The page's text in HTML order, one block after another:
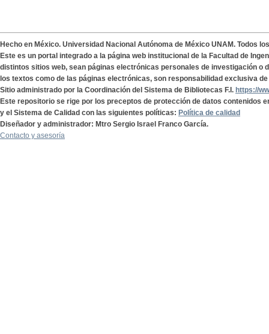
Hecho en México. Universidad Nacional Autónoma de México UNAM. Todos
Este es un portal integrado a la página web institucional de la Facultad de
distintos sitios web, sean páginas electrónicas personales de investigación o
los textos como de las páginas electrónicas, son responsabilidad exclusiva
Sitio administrado por la Coordinación del Sistema de Bibliotecas F.I. https://
Este repositorio se rige por los preceptos de protección de datos contenidos
y el Sistema de Calidad con las siguientes políticas: Política de calidad
Diseñador y administrador: Mtro Sergio Israel Franco García.
Contacto y asesoría